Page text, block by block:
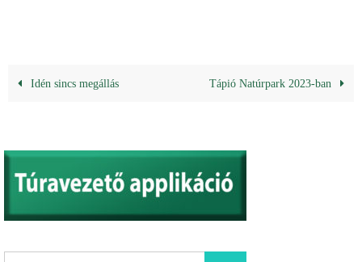
Idén sincs megállás Tápió Natúrpark 2023-ban